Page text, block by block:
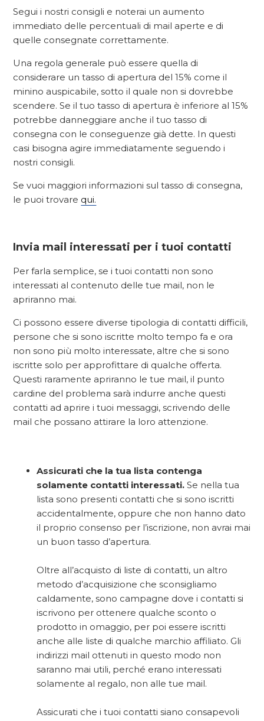
Segui i nostri consigli e noterai un aumento
immediato delle percentuali di mail aperte e di
quelle consegnate correttamente.
Una regola generale può essere quella di
considerare un tasso di apertura del 15% come il
minino auspicabile, sotto il quale non si dovrebbe
scendere. Se il tuo tasso di apertura è inferiore al 15%
potrebbe danneggiare anche il tuo tasso di
consegna con le conseguenze già dette. In questi
casi bisogna agire immediatamente seguendo i
nostri consigli.
Se vuoi maggiori informazioni sul tasso di consegna,
le puoi trovare qui.
Invia mail interessati per i tuoi contatti
Per farla semplice, se i tuoi contatti non sono
interessati al contenuto delle tue mail, non le
apriranno mai.
Ci possono essere diverse tipologia di contatti difficili,
persone che si sono iscritte molto tempo fa e ora
non sono più molto interessate, altre che si sono
iscritte solo per approfittare di qualche offerta.
Questi raramente apriranno le tue mail, il punto
cardine del problema sarà indurre anche questi
contatti ad aprire i tuoi messaggi, scrivendo delle
mail che possano attirare la loro attenzione.
Assicurati che la tua lista contenga
solamente contatti interessati.Se nella tua
lista sono presenti contatti che si sono iscritti
accidentalmente, oppure che non hanno dato
il proprio consenso per l’iscrizione, non avrai mai
un buon tasso d’apertura.
Oltre all’acquisto di liste di contatti, un altro
metodo d’acquisizione che sconsigliamo
caldamente, sono campagne dove i contatti si
iscrivono per ottenere qualche sconto o
prodotto in omaggio, per poi essere iscritti
anche alle liste di qualche marchio affiliato. Gli
indirizzi mail ottenuti in questo modo non
saranno mai utili, perché erano interessati
solamente al regalo, non alle tue mail.
Assicurati che i tuoi contatti siano consapevoli